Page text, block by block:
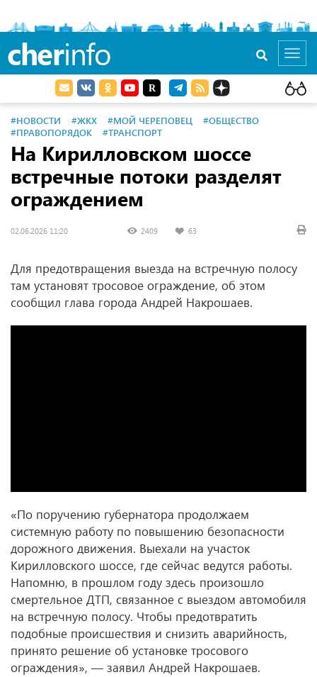
cherinfo
#НОВОСТИ #ЖКХ #МОЙ ЧЕРЕПОВЕЦ
#ОБЩЕСТВО
#ПРАВОПОРЯДОК
#ТРАНСПОРТ
На Кирилловском шоссе
встречные потоки разделят
ограждением
02.06.2026 11:20 2409 63
Для предотвращения выезда на встречную полосу
там установят тросовое ограждение, об этом
сообщил глава города Андрей Накрошаев.
«По поручению губернатора продолжаем
системную работу по повышению безопасности
дорожного движения. Выехали на участок
Кирилловского шоссе, где сейчас ведутся работы.
Напомню, в прошлом году здесь произошло
смертельное ДТП, связанное с выездом автомобиля
на встречную полосу. Чтобы предотвратить
подобные происшествия и снизить аварийность,
принято решение об установке тросового
ограждения», — заявил Андрей Накрошаев.